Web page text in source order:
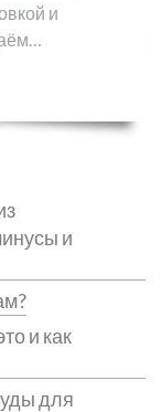
и
и
и как
для